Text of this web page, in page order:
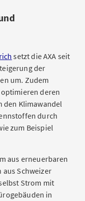
setzt die AXA seit
der
um. Zudem
deren
den Klimawandel
durch
zum Beispiel
aus erneuerbaren
aus Schweizer
Strom mit
in